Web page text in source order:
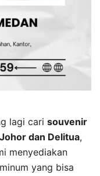
lagi cari souvenir
dan Delitua,
menyediakan
yang bisa